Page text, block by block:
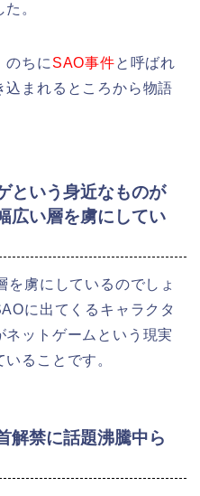
。
のちに SAO事件と呼ばれ
込まれるところから物語
という身近なものが
広い層を虜にしてい
を虜にしているのでしょ
に出てくるキャラクタ
ットゲームという現実
ることです。
解禁に話題沸騰中ら